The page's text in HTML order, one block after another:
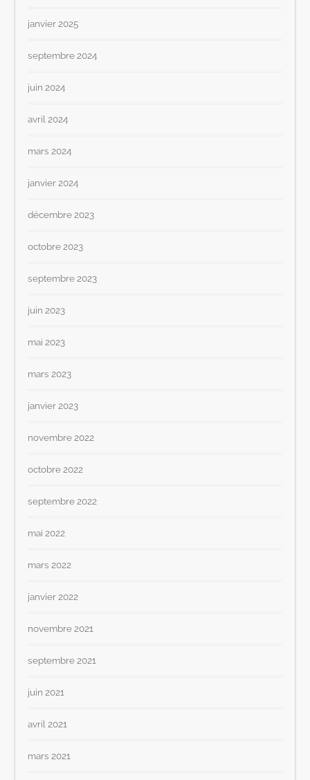
janvier 2025
septembre 2024
juin 2024
avril 2024
mars 2024
janvier 2024
décembre 2023
octobre 2023
septembre 2023
juin 2023
mai 2023
mars 2023
janvier 2023
novembre 2022
octobre 2022
septembre 2022
mai 2022
mars 2022
janvier 2022
novembre 2021
septembre 2021
juin 2021
avril 2021
mars 2021